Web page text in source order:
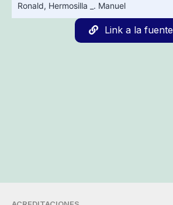
Ronald, Hermosilla _. Manuel
Link a la fuente